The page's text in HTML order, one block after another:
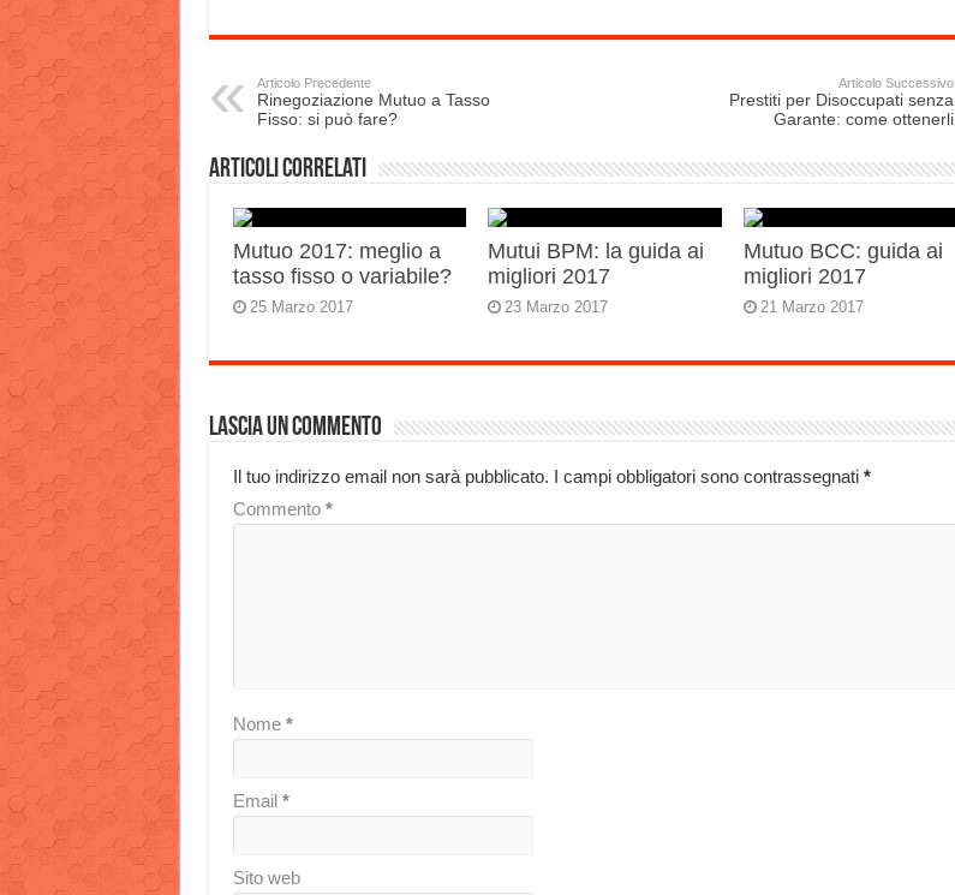
Articolo Precedente
Rinegoziazione Mutuo a Tasso
Fisso: si può fare?
Articolo Successivo
Prestiti per Disoccupati senza
Garante: come ottenerli
Articoli correlati
Mutuo 2017: meglio a
tasso fisso o variabile?
25 Marzo 2017
Mutui BPM: la guida ai
migliori 2017
23 Marzo 2017
Mutuo BCC: guida ai
migliori 2017
21 Marzo 2017
Lascia un commento
Il tuo indirizzo email non sarà pubblicato. I campi obbligatori sono contrassegnati *
Commento *
Nome *
Email *
Sito web